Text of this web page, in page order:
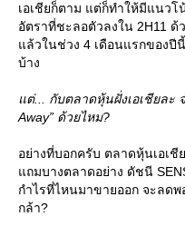
เอเชียก็ตาม แต่ก็ทำให้มีแนว
อัตราที่ชะลอตัวลงใน 2H11 ด้
ล้วในช่วง 4 เดือนแรกของปี
บ้าง
ต่... กับตลาดหุ้นฝั่งเอเชียละ จ
Away” ด้วยไหม?
อย่างที่บอกครับ ตลาดหุ้นเอเ
ถมบางตลาดอย่าง ดัชนี
กำไรที่ไหนมาขายออก จะลด
กล้า?